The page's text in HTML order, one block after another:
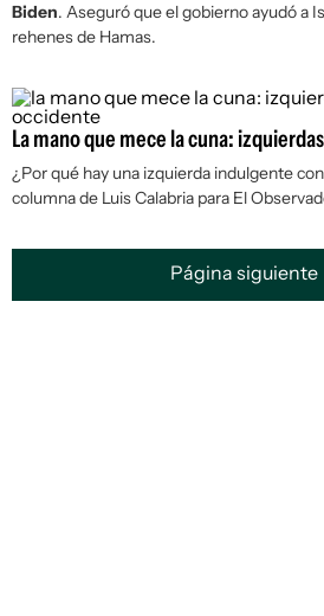
Biden. Aseguró que el gobierno ayudó a
rehenes de Hamas.
La mano que mece la cuna:
¿Por qué hay una izquierda indulgente
columna de Luis Calabria para El
Página siguiente